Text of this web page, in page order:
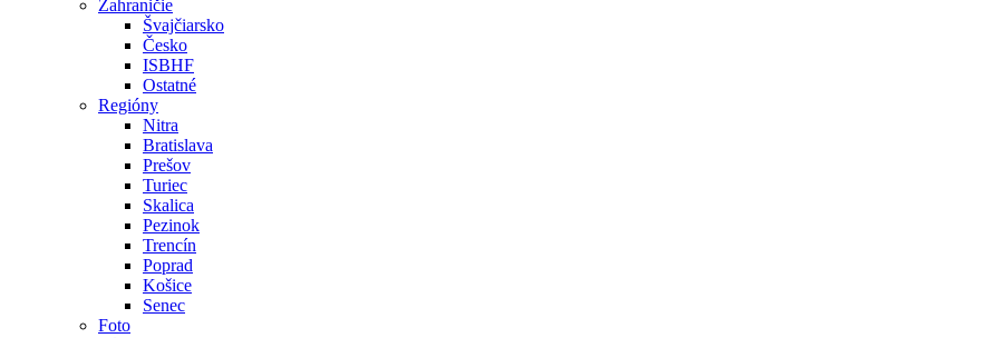
Zahraničie
Švajčiarsko
Česko
ISBHF
Ostatné
Regióny
Nitra
Bratislava
Prešov
Turiec
Skalica
Pezinok
Trencín
Poprad
Košice
Senec
Foto